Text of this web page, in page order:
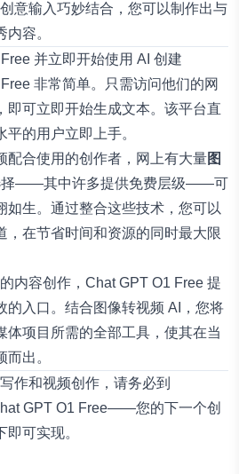
意输入巧妙结合，您可以制作出与
容。
并立即开始使用 AI 创建
非常简单。只需访问他们的网
即可立即开始生成文本。该平台直
的用户立即上手。
配合使用的创作者，网上有大量图
择——其中许多提供免费层级——可
如生。通过整合这些技术，您可以
，在节省时间和资源的同时最大限
内容创作，Chat GPT O1 Free 提
的入口。结合图像转视频 AI，您将
体项目所需的全部工具，使其在当
出。
作和视频创作，请务必到
GPT O1 Free——您的下一个创
可实现。